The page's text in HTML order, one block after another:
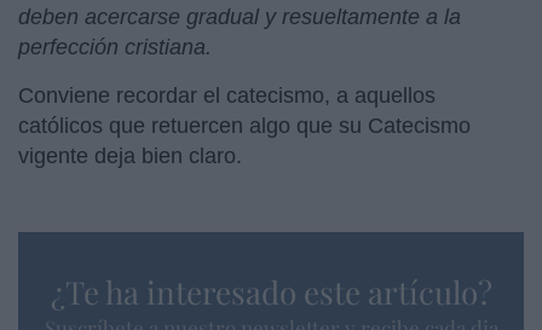
deben acercarse gradual y resueltamente a la
perfección cristiana.
Conviene recordar el catecismo, a aquellos
católicos que retuercen algo que su Catecismo
vigente deja bien claro.
¿Te ha interesado este artículo?